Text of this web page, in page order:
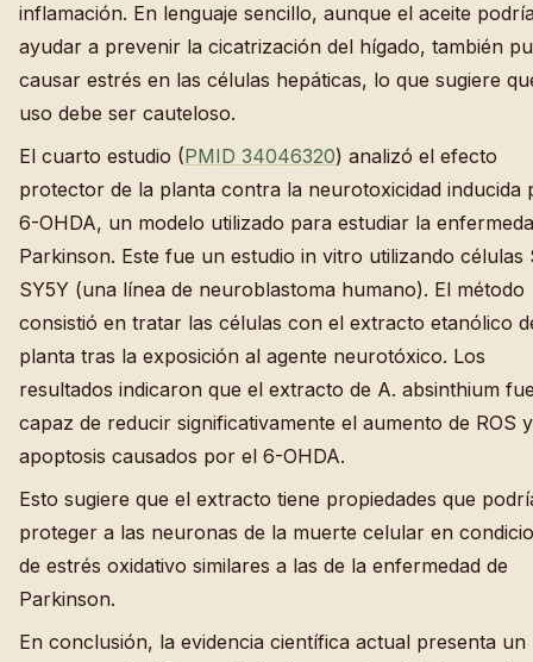
inflamación. En lenguaje sencillo, aunque el aceite
ayudar a prevenir la cicatrización del hígado, también
causar estrés en las células hepáticas, lo que sugiere
uso debe ser cauteloso.
El cuarto estudio (PMID 34046320) analizó el efecto
protector de la planta contra la neurotoxicidad inducida
6-OHDA, un modelo utilizado para estudiar la
Parkinson. Este fue un estudio in vitro utilizando células
SY5Y (una línea de neuroblastoma humano). El método
consistió en tratar las células con el extracto etanólico
planta tras la exposición al agente neurotóxico. Los
resultados indicaron que el extracto de A. absinthium
capaz de reducir significativamente el aumento de ROS
apoptosis causados por el 6-OHDA.
Esto sugiere que el extracto tiene propiedades que
proteger a las neuronas de la muerte celular en
de estrés oxidativo similares a las de la enfermedad de
Parkinson.
En conclusión, la evidencia científica actual presenta un